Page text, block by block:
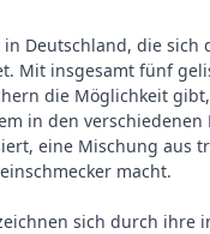
Deutschland, die
Mit insgesamt fünf
die Möglichkeit
in den
eine Mischung aus
macht.
sich durch